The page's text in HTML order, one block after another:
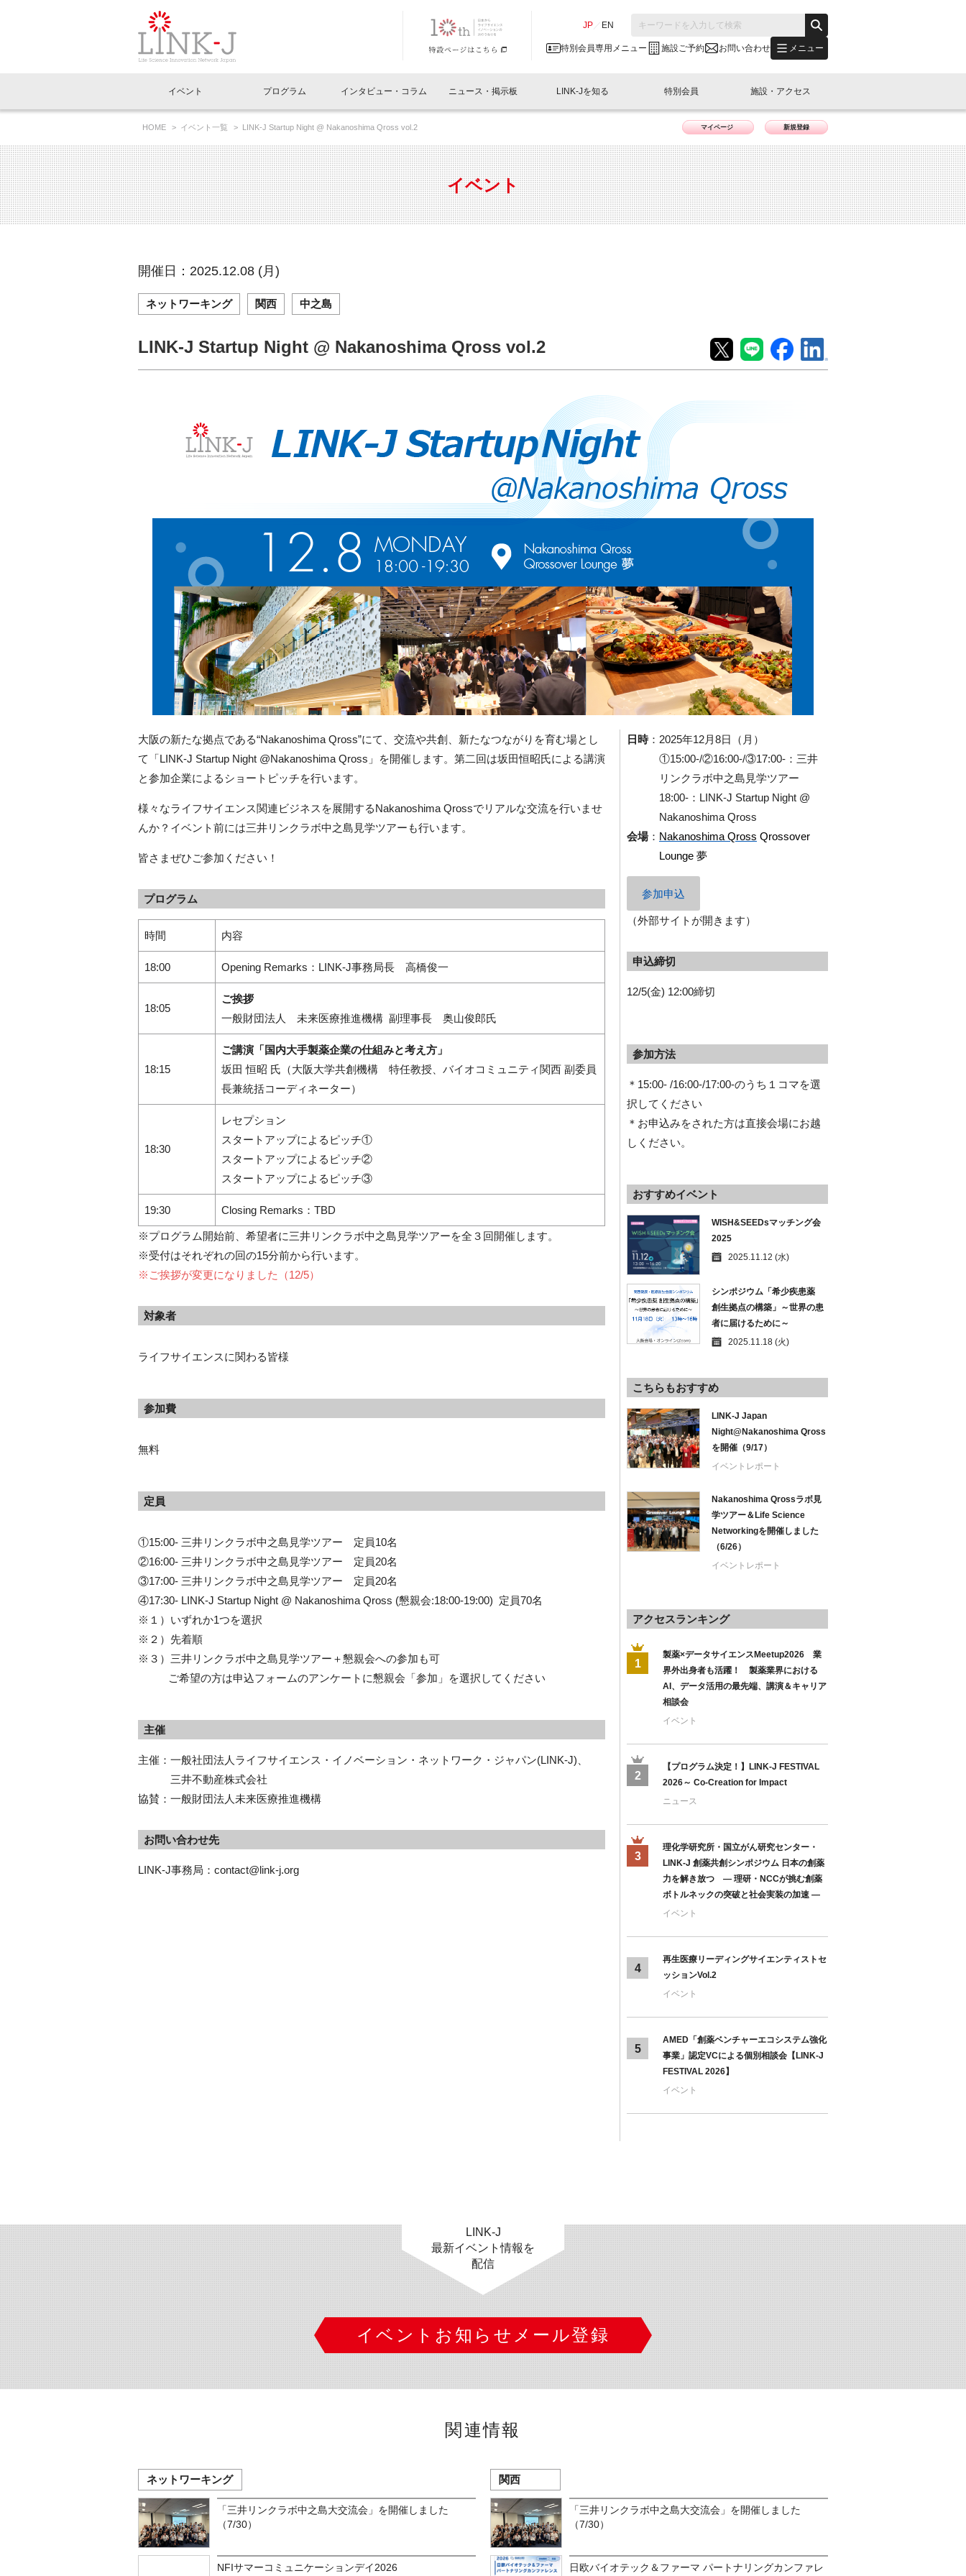
JP EN
特別会員専用メニュー 施設ご予約 お問い合わせ メニュー
イベントお知らせメール登録
閉じる
イベント
イベント一覧
LINK-J主催・共催 特別会員開催
LINK-J協賛・協力 出展・参加
イベントレポート一覧
LINK-J主催・共催 特別会員開催
LINK-J協賛・協力 出展・参加
プログラム
Out of Box相談室 What's "UNIKORN"？ What's "LINK-BioBAY TOKYO"？
インタビュー・コラム
インタビュー・コラム一覧
スペシャルインタビュー ベンチャーインタビュー 会報誌 (News Letter)
連載コラム サポーターコラム 日本橋コラム
ニュース・掲示板
ニュース一覧
トピック プレスリリース
メディア情報 海外関連
協賛・協力
人と情報の交流掲示板一覧
会員プレスリリース ニュース・事業紹介
募集 イベント
LINK-Jを知る
理事長挨拶 Why in Nihonbashi What’s LINK-J WEST
国内外連携 サポーター紹介 事業内容
組織概要 パンフレット GTB日本橋エリアについて
特別会員
特別会員一覧 特別会員について 入会申し込み
専用メニューはこちら
施設・アクセス
ラウンジ・会議室 オフィス・ラボ 施設ご予約
アクセス
HOME イベント一覧 LINK-J Startup Night @ Nakanoshima Qross vol.2 マイページ 新規登録
イベント
開催日：2025.12.08 (月)
ネットワーキング 関西 中之島
LINK-J Startup Night @ Nakanoshima Qross vol.2
大阪の新たな拠点である“Nakanoshima Qross”にて、交流や共創、新たなつながりを育む場とし
て「LINK-J Startup Night @Nakanoshima Qross」を開催します。第二回は坂田恒昭氏による講演
と参加企業によるショートピッチを行います。
様々なライフサイエンス関連ビジネスを展開するNakanoshima Qrossでリアルな交流を行いませ
んか？イベント前には三井リンクラボ中之島見学ツアーも行います。
皆さまぜひご参加ください！
プログラム
時間 内容
18:00 Opening Remarks：LINK-J事務局長 高橋俊一
18:05
ご挨拶
一般財団法人 未来医療推進機構 副理事長 奥山俊郎氏
18:15
ご講演「国内大手製薬企業の仕組みと考え方」
坂田 恒昭 氏（大阪大学共創機構 特任教授、バイオコミュニティ関西 副委員
長兼統括コーディネーター）
18:30
レセプション
スタートアップによるピッチ①
スタートアップによるピッチ②
スタートアップによるピッチ③
19:30 Closing Remarks：TBD
※プログラム開始前、希望者に三井リンクラボ中之島見学ツアーを全３回開催します。
※受付はそれぞれの回の15分前から行います。
※ご挨拶が変更になりました（12/5）
対象者
ライフサイエンスに関わる皆様
参加費
無料
定員
①15:00- 三井リンクラボ中之島見学ツアー 定員10名
②16:00- 三井リンクラボ中之島見学ツアー 定員20名
③17:00- 三井リンクラボ中之島見学ツアー 定員20名
④17:30- LINK-J Startup Night @ Nakanoshima Qross (懇親会:18:00-19:00) 定員70名
※１）いずれか1つを選択
※２）先着順
※３）三井リンクラボ中之島見学ツアー＋懇親会への参加も可
ご希望の方は申込フォームのアンケートに懇親会「参加」を選択してください
主催
主催：一般社団法人ライフサイエンス・イノベーション・ネットワーク・ジャパン(LINK-J)、
三井不動産株式会社
協賛：一般財団法人未来医療推進機構
お問い合わせ先
LINK-J事務局：contact@link-j.org
日時： 2025年12月8日（月）
①15:00-/②16:00-/③17:00-：三井
リンクラボ中之島見学ツアー
18:00-：LINK-J Startup Night @
Nakanoshima Qross
会場： Nakanoshima Qross Qrossover
Lounge 夢
参加申込
（外部サイトが開きます）
申込締切
12/5(金) 12:00締切
参加方法
＊15:00- /16:00-/17:00-のうち１コマを選
択してください
＊お申込みをされた方は直接会場にお越
しください。
おすすめイベント
WISH&SEEDsマッチング会
2025
2025.11.12 (水)
シンポジウム「希少疾患薬
創生拠点の構築」～世界の患
者に届けるために～
2025.11.18 (火)
こちらもおすすめ
LINK-J Japan
Night@Nakanoshima Qross
を開催（9/17）
イベントレポート
Nakanoshima Qrossラボ見
学ツアー＆Life Science
Networkingを開催しました
（6/26）
イベントレポート
アクセスランキング
1
製薬×データサイエンスMeetup2026 業
界外出身者も活躍！ 製薬業界における
AI、データ活用の最先端、講演＆キャリア
相談会
イベント
2
【プログラム決定！】LINK-J FESTIVAL
2026～ Co-Creation for Impact
ニュース
3
理化学研究所・国立がん研究センター・
LINK-J 創薬共創シンポジウム 日本の創薬
力を解き放つ ― 理研・NCCが挑む創薬
ボトルネックの突破と社会実装の加速 ―
イベント
4
再生医療リーディングサイエンティストセ
ッションVol.2
イベント
5
AMED「創薬ベンチャーエコシステム強化
事業」認定VCによる個別相談会【LINK-J
FESTIVAL 2026】
イベント
LINK-J
最新イベント情報を
配信
イベントお知らせメール登録
関連情報
ネットワーキング
「三井リンクラボ中之島大交流会」を開催しました
（7/30）
NFIサマーコミュニケーションデイ2026
関西
「三井リンクラボ中之島大交流会」を開催しました
（7/30）
日欧バイオテック＆ファーマ パートナリングカンファレ